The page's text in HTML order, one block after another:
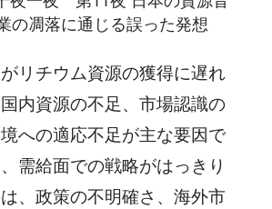
リチウム資源の獲得に遅れ
内資源の不足、市場認識の
への適応不足が主な要因で
需給面での戦略がはっきり
、政策の不明確さ、海外市